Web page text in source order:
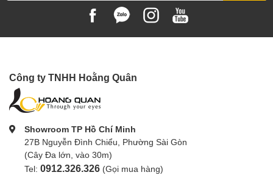
Công ty TNHH Hoằng Quân
Showroom TP Hồ Chí Minh
27B Nguyễn Đình Chiểu, Phường Sài Gòn
(Cây Đa lớn, vào 30m)
Tel: 0912.326.326 (Gọi mua hàng)